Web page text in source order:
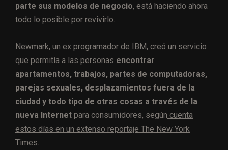
parte sus modelos de negocio, está haciendo ahora
todo lo posible por revivirlo.
Newmark, un ex programador de IBM, creó un servicio
que permitía a las personas encontrar
apartamentos, trabajos, partes de computadoras,
parejas sexuales, desplazamientos fuera de la
ciudad y todo tipo de otras cosas a través de la
nueva Internet para consumidores, según cuenta
estos días en un extenso reportaje The New York
Times.